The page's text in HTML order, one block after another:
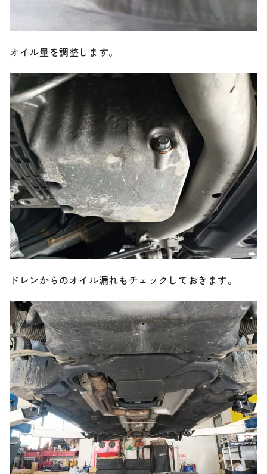
オイル量を調整します。
ドレンからのオイル漏れもチェックしておきます。